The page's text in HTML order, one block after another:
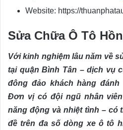
Website: https://
Sửa Chữa Ô Tô
Với kinh nghiệm lâu năm về
tại quận Bình Tân – dịch vụ
đông đảo khách hàng
Đơn vị có đội ngũ nhân
năng động và nhiệt tình – có
đề trên đa số dòng xe ô tô